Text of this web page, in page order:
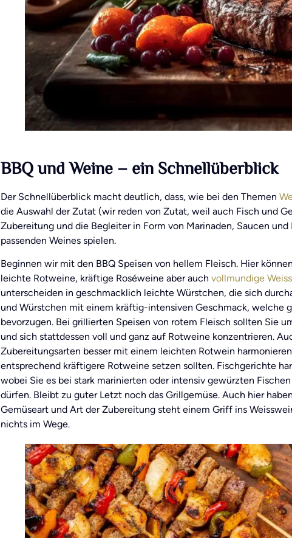
BBQ und Weine – ein Schnellüberblick
Der Schnellüberblick macht deutlich, dass, wie bei den Themen
die Auswahl der Zutat (wir reden von Zutat, weil auch Fisch und
Zubereitung und die Begleiter in Form von Marinaden, Saucen
passenden Weines spielen.
Beginnen wir mit den BBQ Speisen von hellem Fleisch. Hier
leichte Rotweine, kräftige Roséweine aber auch vollmundige
unterscheiden in geschmacklich leichte Würstchen, die sich
und Würstchen mit einem kräftig-intensiven Geschmack, welche
bevorzugen. Bei grillierten Speisen von rotem Fleisch sollten Sie
und sich stattdessen voll und ganz auf Rotweine konzentrieren.
Zubereitungsarten besser mit einem leichten Rotwein
entsprechend kräftigere Rotweine setzen sollten. Fischgerichte
wobei Sie es bei stark marinierten oder intensiv gewürzten
dürfen. Bleibt zu guter Letzt noch das Grillgemüse. Auch hier
Gemüseart und Art der Zubereitung steht einem Griff ins
nichts im Wege.